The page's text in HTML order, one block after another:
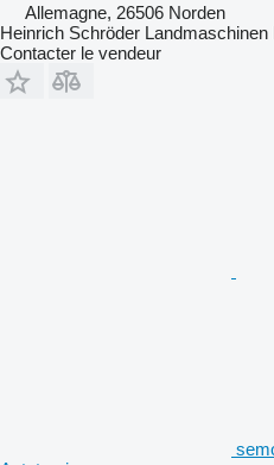
Allemagne, 26506 Norden
Heinrich Schröder Landmaschinen
Contacter le vendeur